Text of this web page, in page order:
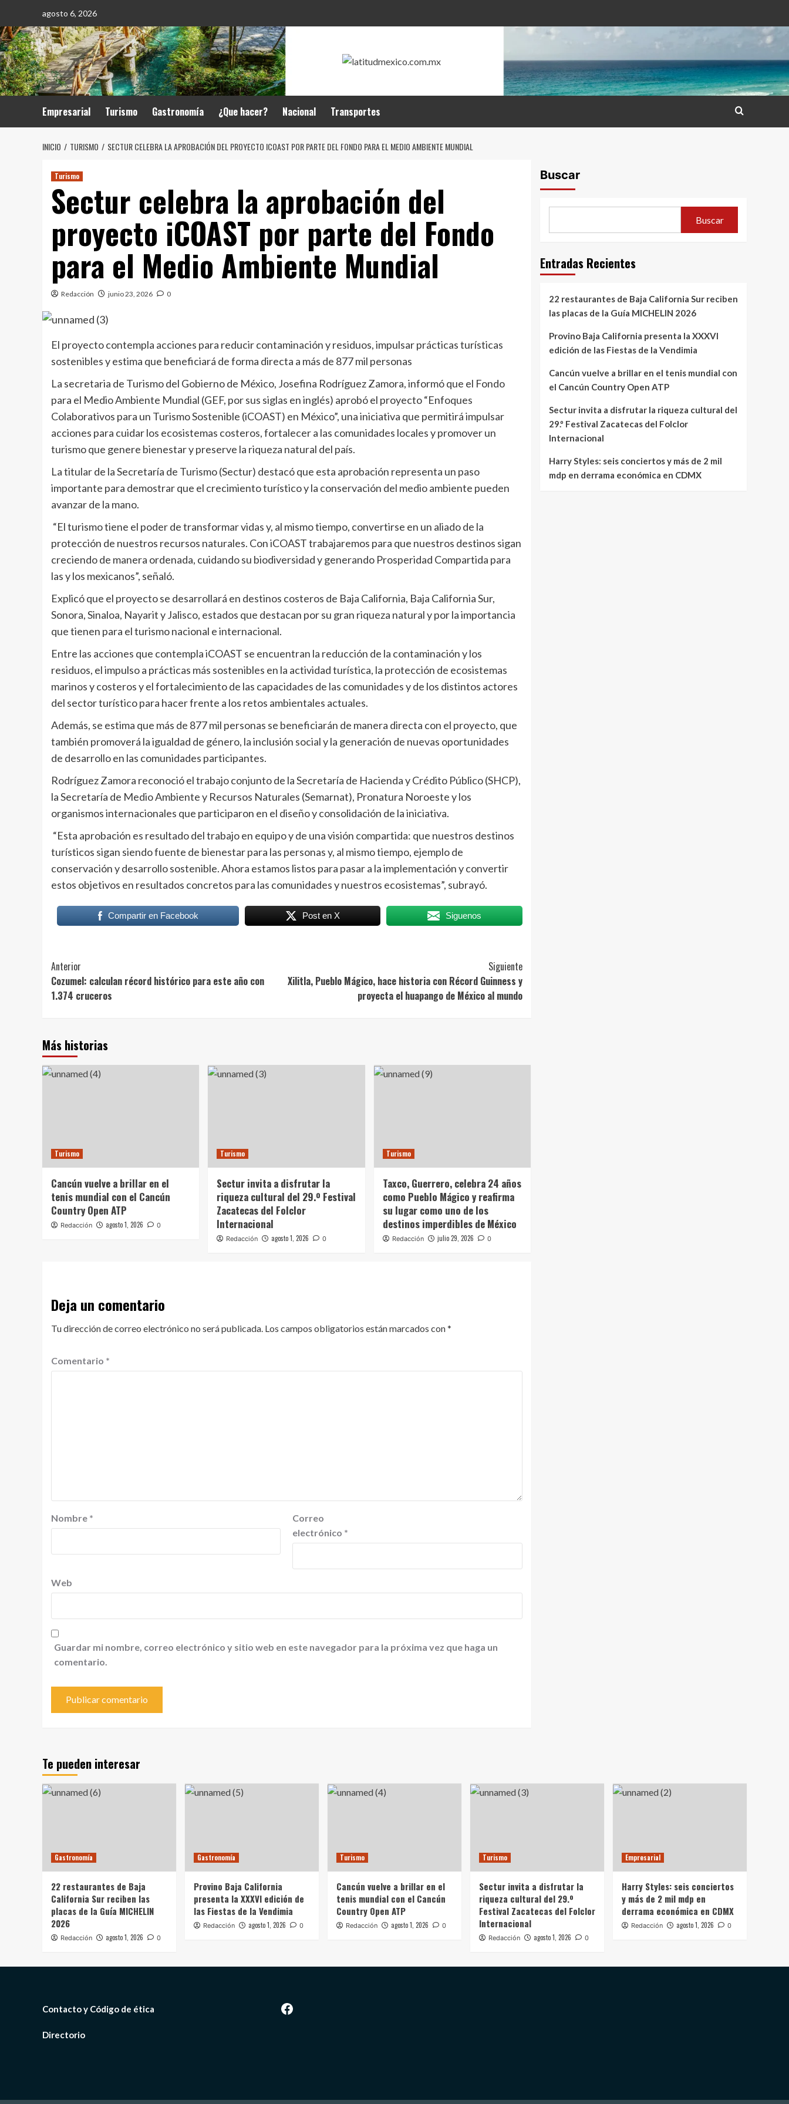
contenido
agosto 6, 2026
Empresarial Turismo Gastronomía ¿Que hacer? Nacional Transportes
INICIO TURISMO SECTUR CELEBRA LA APROBACIÓN DEL PROYECTO ICOAST POR PARTE DEL FONDO PARA EL MEDIO AMBIENTE MUNDIAL
Turismo
Sectur celebra la aprobación del
proyecto iCOAST por parte del Fondo
para el Medio Ambiente Mundial
Redacción junio 23, 2026 0
El proyecto contempla acciones para reducir contaminación y residuos, impulsar prácticas turísticas
sostenibles y estima que beneficiará de forma directa a más de 877 mil personas
La secretaria de Turismo del Gobierno de México, Josefina Rodríguez Zamora, informó que el Fondo
para el Medio Ambiente Mundial (GEF, por sus siglas en inglés) aprobó el proyecto “Enfoques
Colaborativos para un Turismo Sostenible (iCOAST) en México”, una iniciativa que permitirá impulsar
acciones para cuidar los ecosistemas costeros, fortalecer a las comunidades locales y promover un
turismo que genere bienestar y preserve la riqueza natural del país.
La titular de la Secretaría de Turismo (Sectur) destacó que esta aprobación representa un paso
importante para demostrar que el crecimiento turístico y la conservación del medio ambiente pueden
avanzar de la mano.
“El turismo tiene el poder de transformar vidas y, al mismo tiempo, convertirse en un aliado de la
protección de nuestros recursos naturales. Con iCOAST trabajaremos para que nuestros destinos sigan
creciendo de manera ordenada, cuidando su biodiversidad y generando Prosperidad Compartida para
las y los mexicanos”, señaló.
Explicó que el proyecto se desarrollará en destinos costeros de Baja California, Baja California Sur,
Sonora, Sinaloa, Nayarit y Jalisco, estados que destacan por su gran riqueza natural y por la importancia
que tienen para el turismo nacional e internacional.
Entre las acciones que contempla iCOAST se encuentran la reducción de la contaminación y los
residuos, el impulso a prácticas más sostenibles en la actividad turística, la protección de ecosistemas
marinos y costeros y el fortalecimiento de las capacidades de las comunidades y de los distintos actores
del sector turístico para hacer frente a los retos ambientales actuales.
Además, se estima que más de 877 mil personas se beneficiarán de manera directa con el proyecto, que
también promoverá la igualdad de género, la inclusión social y la generación de nuevas oportunidades
de desarrollo en las comunidades participantes.
Rodríguez Zamora reconoció el trabajo conjunto de la Secretaría de Hacienda y Crédito Público (SHCP),
la Secretaría de Medio Ambiente y Recursos Naturales (Semarnat), Pronatura Noroeste y los
organismos internacionales que participaron en el diseño y consolidación de la iniciativa.
“Esta aprobación es resultado del trabajo en equipo y de una visión compartida: que nuestros destinos
turísticos sigan siendo fuente de bienestar para las personas y, al mismo tiempo, ejemplo de
conservación y desarrollo sostenible. Ahora estamos listos para pasar a la implementación y convertir
estos objetivos en resultados concretos para las comunidades y nuestros ecosistemas”, subrayó.
Compartir en Facebook Post en X Siguenos
Post
Navigation
Anterior
Cozumel: calculan récord histórico para este año con
1.374 cruceros
Siguiente
Xilitla, Pueblo Mágico, hace historia con Récord Guinness y
proyecta el huapango de México al mundo
Más historias
Turismo
Cancún vuelve a brillar en el
tenis mundial con el Cancún
Country Open ATP
Redacción agosto 1, 2026 0
Turismo
Sectur invita a disfrutar la
riqueza cultural del 29.º Festival
Zacatecas del Folclor
Internacional
Redacción agosto 1, 2026 0
Turismo
Taxco, Guerrero, celebra 24 años
como Pueblo Mágico y reafirma
su lugar como uno de los
destinos imperdibles de México
Redacción julio 29, 2026 0
Deja un comentario
Tu dirección de correo electrónico no será publicada. Los campos obligatorios están marcados con*
Comentario *
Nombre *
Correo
electrónico *
Web
Guardar mi nombre, correo electrónico y sitio web en este navegador para la próxima vez que haga un
comentario.
Buscar
Buscar
Entradas Recientes
22 restaurantes de Baja California Sur reciben
las placas de la Guía MICHELIN 2026
Provino Baja California presenta la XXXVI
edición de las Fiestas de la Vendimia
Cancún vuelve a brillar en el tenis mundial con
el Cancún Country Open ATP
Sectur invita a disfrutar la riqueza cultural del
29.º Festival Zacatecas del Folclor
Internacional
Harry Styles: seis conciertos y más de 2 mil
mdp en derrama económica en CDMX
Te pueden interesar
Gastronomía
22 restaurantes de Baja
California Sur reciben las
placas de la Guía MICHELIN
2026
Redacción agosto 1, 2026 0
Gastronomía
Provino Baja California
presenta la XXXVI edición de
las Fiestas de la Vendimia
Redacción agosto 1, 2026 0
Turismo
Cancún vuelve a brillar en el
tenis mundial con el Cancún
Country Open ATP
Redacción agosto 1, 2026 0
Turismo
Sectur invita a disfrutar la
riqueza cultural del 29.º
Festival Zacatecas del Folclor
Internacional
Redacción agosto 1, 2026 0
Empresarial
Harry Styles: seis conciertos
y más de 2 mil mdp en
derrama económica en CDMX
Redacción agosto 1, 2026 0
Contacto y Código de ética
Directorio
Facebook